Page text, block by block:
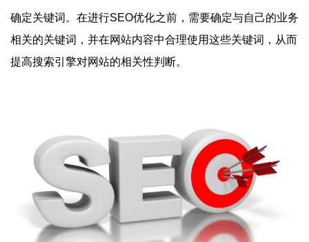
确定关键词。在进行SEO优化之前，需要确定与自己的业务
相关的关键词，并在网站内容中合理使用这些关键词，从而
提高搜索引擎对网站的相关性判断。